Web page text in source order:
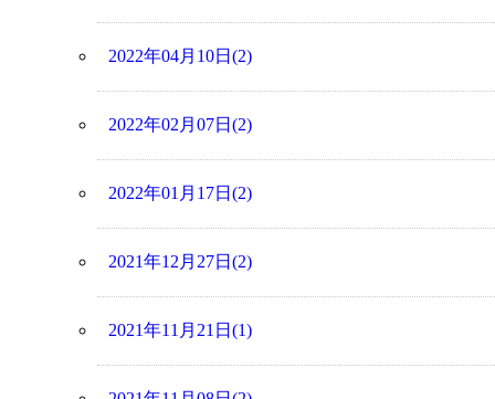
2022年04月10日(2)
2022年02月07日(2)
2022年01月17日(2)
2021年12月27日(2)
2021年11月21日(1)